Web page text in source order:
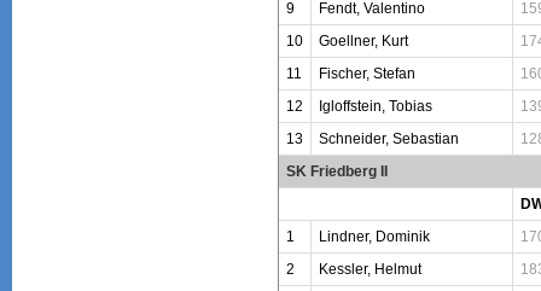
9 Fendt, Valentino
10
Goellner, Kurt
11
Fischer, Stefan
12
Igloffstein, Tobias
13
Schneider, Sebastian
SK Friedberg II
1
Lindner, Dominik
2
Kessler, Helmut